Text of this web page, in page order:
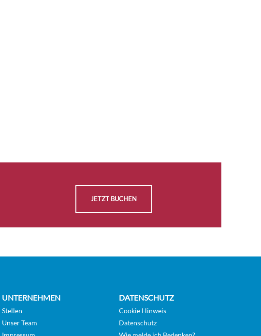
JETZT BUCHEN
UNTERNEHMEN
Stellen
Unser Team
DATENSCHUTZ
Cookie Hinweis
Datenschutz